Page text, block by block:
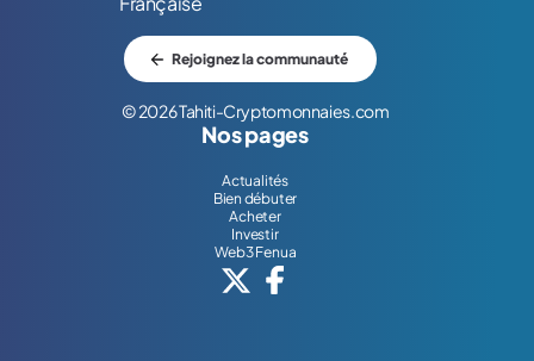
Rejoignez la communauté
© 2026 Tahiti-Cryptomonnaies.com
Nos pages
Actualités
Bien débuter
Acheter
Investir
Web3 Fenua